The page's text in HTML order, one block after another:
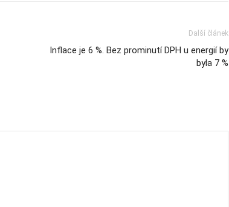
Další článek
Inflace je 6 %. Bez prominutí DPH u energií by
byla 7 %